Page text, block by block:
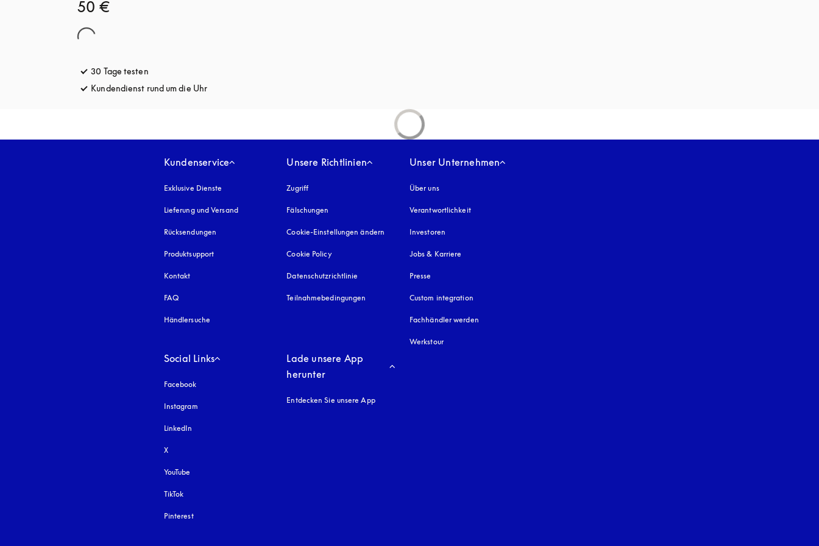
50 €
30 Tage testen
Kundendienst rund um die Uhr
Kundenservice
Exklusive Dienste
Lieferung und Versand
Rücksendungen
Produktsupport
Kontakt
FAQ
Händlersuche
Unsere Richtlinien
Zugriff öffnet sich in einem neuen Tab
Fälschungen öffnet sich in einem neuen Tab
Cookie-Einstellungen ändern
Cookie Policyöffnet sich in einem neuen Tab
Datenschutzrichtlinie öffnet sich in einem neuen Tab
Teilnahmebedingungen
Unser Unternehmen
Über uns
Verantwortlichkeit
Investoren
Jobs & Karriere
Presse
Custom integration
Fachhändler werden
Werkstour
Social Links
Facebook
Instagram
LinkedIn
X
YouTube
TikTok
Pinterest
Lade unsere App
herunter
Entdecken Sie unsere App